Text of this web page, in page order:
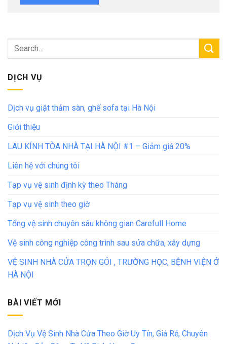
DỊCH VỤ
Dịch vụ giặt thảm sàn, ghế sofa tại Hà Nội
Giới thiệu
LAU KÍNH TÒA NHÀ TẠI HÀ NỘI #1 – Giảm giá 20%
Liên hệ với chúng tôi
Tạp vụ vệ sinh định kỳ theo Tháng
Tạp vụ vệ sinh theo giờ
Tổng vệ sinh chuyên sâu không gian Carefull Home
Vệ sinh công nghiệp công trình sau sửa chữa, xây dựng
VỆ SINH NHÀ CỬA TRỌN GÓI , TRƯỜNG HỌC, BỆNH VIỆN Ở
HÀ NỘI
BÀI VIẾT MỚI
Dịch Vụ Vệ Sinh Nhà Cửa Theo Giờ Uy Tín, Giá Rẻ, Chuyên